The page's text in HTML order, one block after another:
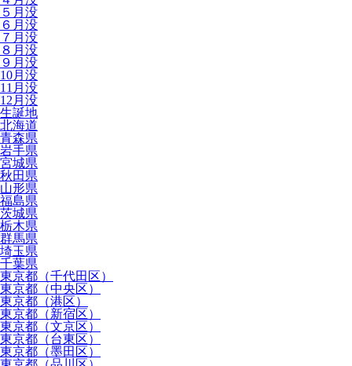
５月没
６月没
７月没
８月没
９月没
10月没
11月没
12月没
生誕地
北海道
青森県
岩手県
宮城県
秋田県
山形県
福島県
茨城県
栃木県
群馬県
埼玉県
千葉県
東京都（千代田区）
東京都（中央区）
東京都（港区）
東京都（新宿区）
東京都（文京区）
東京都（台東区）
東京都（墨田区）